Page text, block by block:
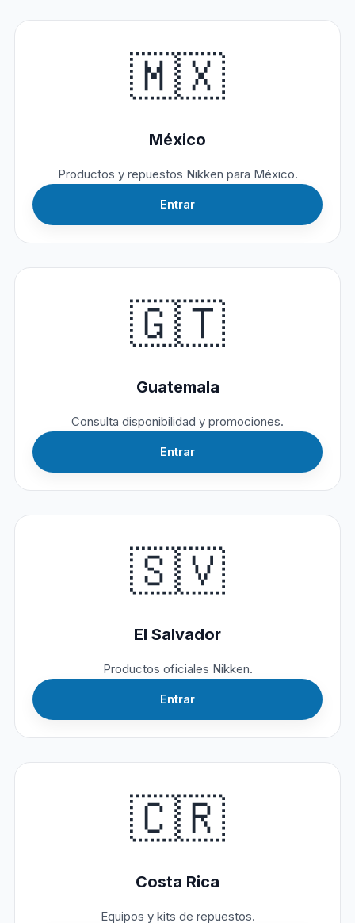
🇲🇽
México
Productos y repuestos Nikken para México.
Entrar
🇬🇹
Guatemala
Consulta disponibilidad y promociones.
Entrar
🇸🇻
El Salvador
Productos oficiales Nikken.
Entrar
🇨🇷
Costa Rica
Equipos y kits de repuestos.